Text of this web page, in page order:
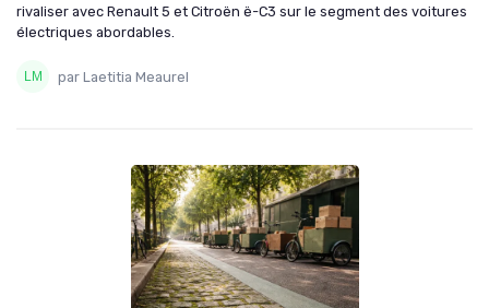
rivaliser avec Renault 5 et Citroën ë-C3 sur le segment des voitures
électriques abordables.
par Laetitia Meaurel